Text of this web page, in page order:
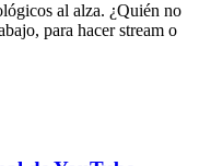
al alza. ¿Quién no
para hacer stream o